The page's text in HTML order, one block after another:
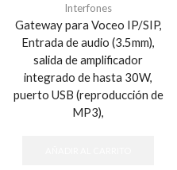
Interfones
Gateway para Voceo IP/SIP,
Entrada de audio (3.5mm),
salida de amplificador
integrado de hasta 30W,
puerto USB (reproducción de
MP3),